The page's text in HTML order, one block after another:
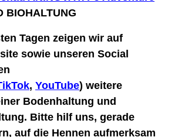
BIOHALTUNG
Tagen zeigen wir auf
sowie unseren Social
, YouTube) weitere
Bodenhaltung und
. Bitte hilf uns, gerade
auf die Hennen aufmerksam